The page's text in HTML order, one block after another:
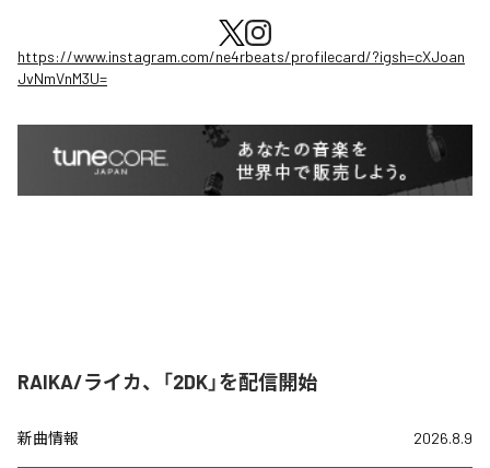
https://www.instagram.com/ne4rbeats/profilecard/?igsh=cXJoan
JvNmVnM3U=
RAIKA/ライカ、「2DK」を配信開始
新曲情報 2026.8.9